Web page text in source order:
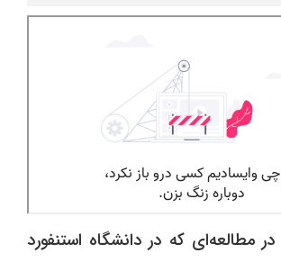
مطالعه‌ای که در دانشگاه استنفورد